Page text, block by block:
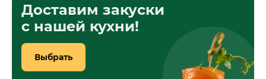
Доставим закуски
с нашей кухни!
Выбрать